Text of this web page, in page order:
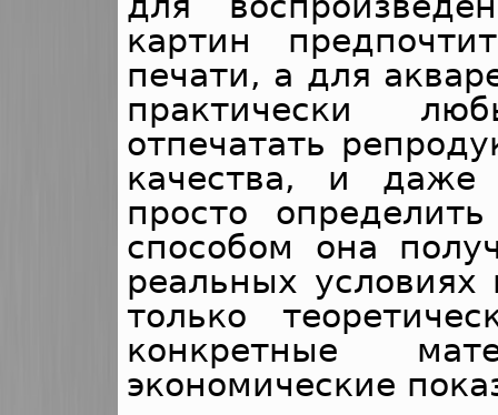
картин
печати, а для
практически
отпечатать
качества, и даже
просто
способом она
реальных условиях
только
конкретные
экономические